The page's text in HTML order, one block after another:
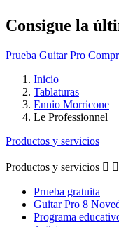
Consigue la
Prueba Guitar Pro
Inicio
Tablaturas
Ennio Morricone
Le Professionnel
Productos y servicios
Productos y servicios  
Prueba gratuita
Guitar Pro 8
Programa